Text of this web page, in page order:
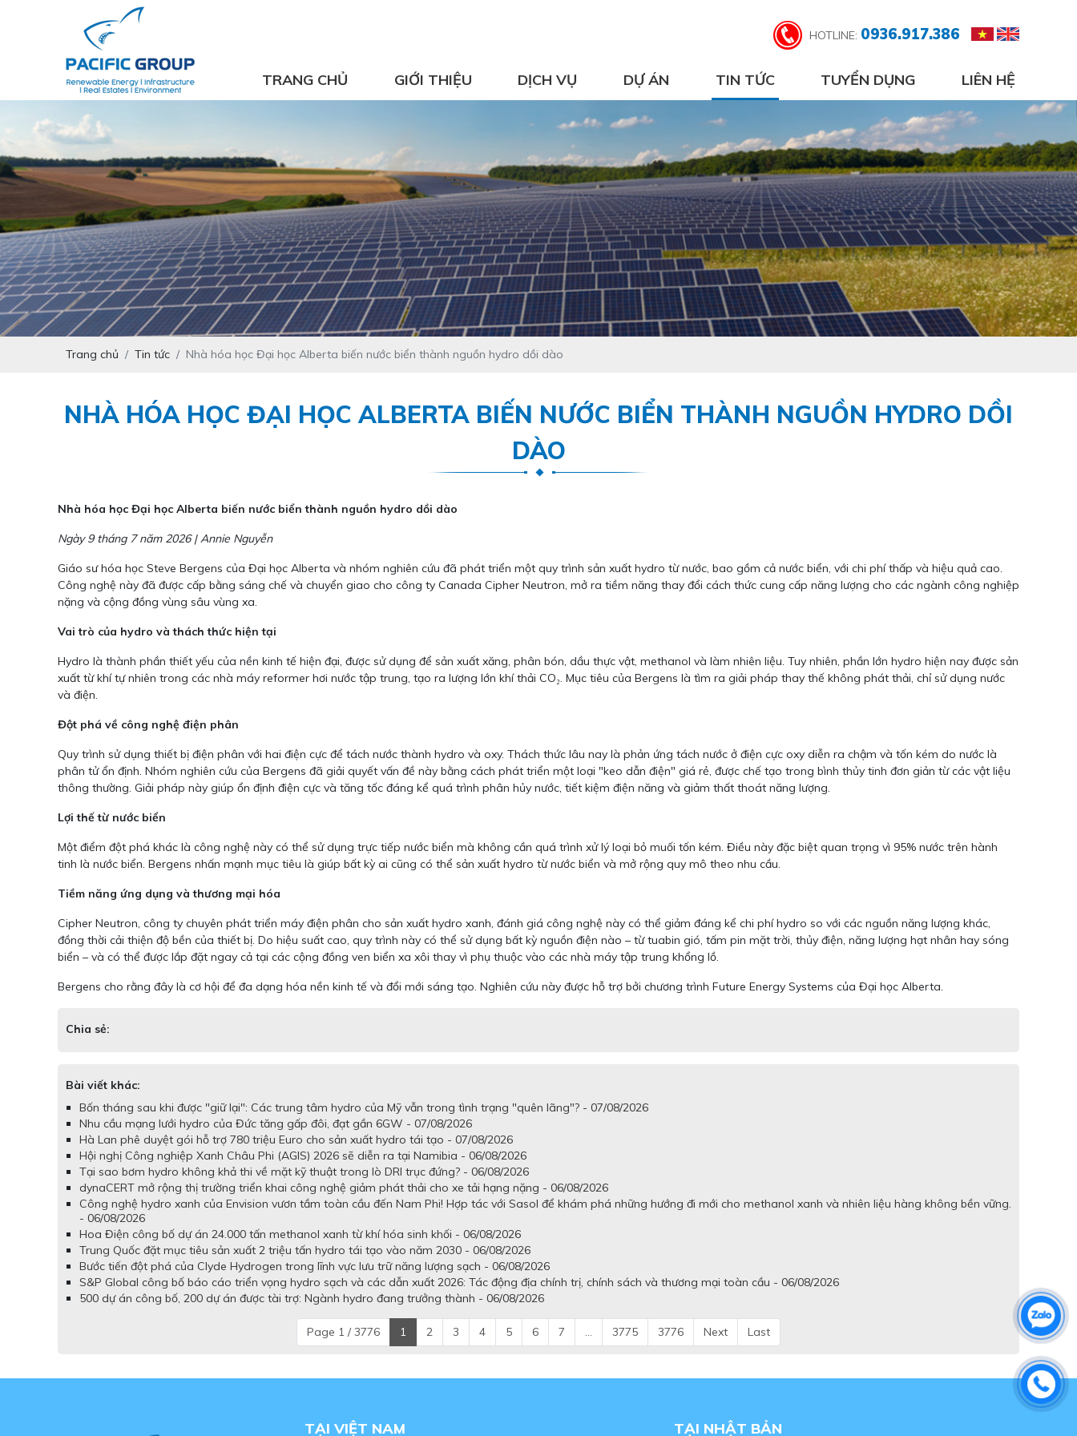
HOTLINE: 0936.917.386
TRANG CHỦ GIỚI THIỆU DỊCH VỤ DỰ ÁN TIN TỨC TUYỂN DỤNG LIÊN HỆ
Trang chủ Tin tức Nhà hóa học Đại học Alberta biến nước biển thành nguồn hydro dồi dào
NHÀ HÓA HỌC ĐẠI HỌC ALBERTA BIẾN NƯỚC BIỂN THÀNH NGUỒN HYDRO DỒI
DÀO
Nhà hóa học Đại học Alberta biến nước biển thành nguồn hydro dồi dào
Ngày 9 tháng 7 năm 2026 | Annie Nguyễn
Giáo sư hóa học Steve Bergens của Đại học Alberta và nhóm nghiên cứu đã phát triển một quy trình sản xuất hydro từ nước, bao gồm cả nước biển, với chi phí thấp và hiệu quả cao.
Công nghệ này đã được cấp bằng sáng chế và chuyển giao cho công ty Canada Cipher Neutron, mở ra tiềm năng thay đổi cách thức cung cấp năng lượng cho các ngành công nghiệp
nặng và cộng đồng vùng sâu vùng xa.
Vai trò của hydro và thách thức hiện tại
Hydro là thành phần thiết yếu của nền kinh tế hiện đại, được sử dụng để sản xuất xăng, phân bón, dầu thực vật, methanol và làm nhiên liệu. Tuy nhiên, phần lớn hydro hiện nay được sản
xuất từ khí tự nhiên trong các nhà máy reformer hơi nước tập trung, tạo ra lượng lớn khí thải CO₂. Mục tiêu của Bergens là tìm ra giải pháp thay thế không phát thải, chỉ sử dụng nước
và điện.
Đột phá về công nghệ điện phân
Quy trình sử dụng thiết bị điện phân với hai điện cực để tách nước thành hydro và oxy. Thách thức lâu nay là phản ứng tách nước ở điện cực oxy diễn ra chậm và tốn kém do nước là
phân tử ổn định. Nhóm nghiên cứu của Bergens đã giải quyết vấn đề này bằng cách phát triển một loại "keo dẫn điện" giá rẻ, được chế tạo trong bình thủy tinh đơn giản từ các vật liệu
thông thường. Giải pháp này giúp ổn định điện cực và tăng tốc đáng kể quá trình phân hủy nước, tiết kiệm điện năng và giảm thất thoát năng lượng.
Lợi thế từ nước biển
Một điểm đột phá khác là công nghệ này có thể sử dụng trực tiếp nước biển mà không cần quá trình xử lý loại bỏ muối tốn kém. Điều này đặc biệt quan trọng vì 95% nước trên hành
tinh là nước biển. Bergens nhấn mạnh mục tiêu là giúp bất kỳ ai cũng có thể sản xuất hydro từ nước biển và mở rộng quy mô theo nhu cầu.
Tiềm năng ứng dụng và thương mại hóa
Cipher Neutron, công ty chuyên phát triển máy điện phân cho sản xuất hydro xanh, đánh giá công nghệ này có thể giảm đáng kể chi phí hydro so với các nguồn năng lượng khác,
đồng thời cải thiện độ bền của thiết bị. Do hiệu suất cao, quy trình này có thể sử dụng bất kỳ nguồn điện nào – từ tuabin gió, tấm pin mặt trời, thủy điện, năng lượng hạt nhân hay sóng
biển – và có thể được lắp đặt ngay cả tại các cộng đồng ven biển xa xôi thay vì phụ thuộc vào các nhà máy tập trung khổng lồ.
Bergens cho rằng đây là cơ hội để đa dạng hóa nền kinh tế và đổi mới sáng tạo. Nghiên cứu này được hỗ trợ bởi chương trình Future Energy Systems của Đại học Alberta.
Chia sẻ:
Bài viết khác:
Bốn tháng sau khi được "giữ lại": Các trung tâm hydro của Mỹ vẫn trong tình trạng "quên lãng"? - 07/08/2026
Nhu cầu mạng lưới hydro của Đức tăng gấp đôi, đạt gần 6GW - 07/08/2026
Hà Lan phê duyệt gói hỗ trợ 780 triệu Euro cho sản xuất hydro tái tạo - 07/08/2026
Hội nghị Công nghiệp Xanh Châu Phi (AGIS) 2026 sẽ diễn ra tại Namibia - 06/08/2026
Tại sao bơm hydro không khả thi về mặt kỹ thuật trong lò DRI trục đứng? - 06/08/2026
dynaCERT mở rộng thị trường triển khai công nghệ giảm phát thải cho xe tải hạng nặng - 06/08/2026
Công nghệ hydro xanh của Envision vươn tầm toàn cầu đến Nam Phi! Hợp tác với Sasol để khám phá những hướng đi mới cho methanol xanh và nhiên liệu hàng không bền vững.
- 06/08/2026
Hoa Điện công bố dự án 24.000 tấn methanol xanh từ khí hóa sinh khối - 06/08/2026
Trung Quốc đặt mục tiêu sản xuất 2 triệu tấn hydro tái tạo vào năm 2030 - 06/08/2026
Bước tiến đột phá của Clyde Hydrogen trong lĩnh vực lưu trữ năng lượng sạch - 06/08/2026
S&P Global công bố báo cáo triển vọng hydro sạch và các dẫn xuất 2026: Tác động địa chính trị, chính sách và thương mại toàn cầu - 06/08/2026
500 dự án công bố, 200 dự án được tài trợ: Ngành hydro đang trưởng thành - 06/08/2026
Page 1 / 3776 1 2 3 4 5 6 7 ... 3775 3776 Next Last
TẠI VIỆT NAM TẠI NHẬT BẢN